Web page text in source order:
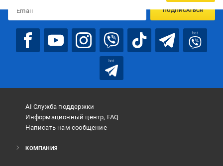
ПОДПИСАТЬСЯ
bot
bot
AI Служба поддержки
Информационный центр, FAQ
Написать нам сообщение
КОМПАНИЯ